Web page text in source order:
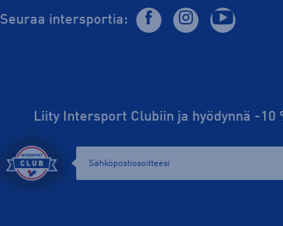
Seuraa intersportia:
Liity Intersport Clubiin ja hyödynnä -10